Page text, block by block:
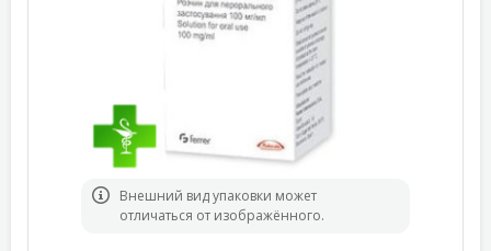
Bнешний вид упаковки может
отличаться от изображённого.